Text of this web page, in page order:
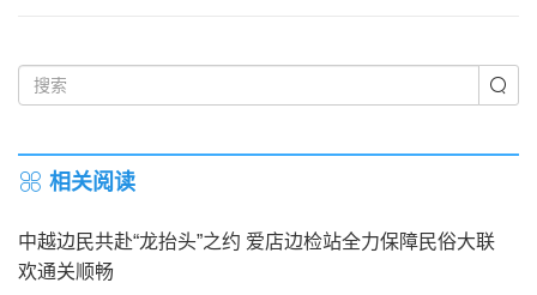
相关阅读
中越边民共赴“龙抬头”之约 爱店边检站全力保障民俗大联
欢通关顺畅